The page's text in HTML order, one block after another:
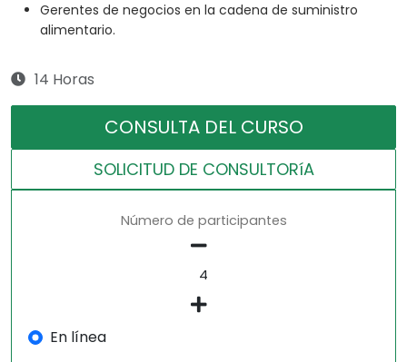
Gerentes de negocios en la cadena de suministro
alimentario.
14 Horas
CONSULTA DEL CURSO
SOLICITUD DE CONSULTORíA
Número de participantes
En línea